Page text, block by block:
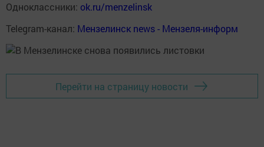
Одноклассники: ok.ru/menzelinsk
Telegram-канал: Мензелинск news - Мензеля-информ
Перейти на страницу новости